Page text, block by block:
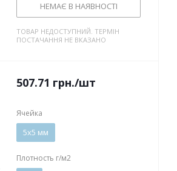
НЕМАЄ В НАЯВНОСТІ
ТОВАР НЕДОСТУПНИЙ. ТЕРМІН
ПОСТАЧАННЯ НЕ ВКАЗАНО
507.71 грн./шт
Ячейка
5х5 мм
Плотность г/м2